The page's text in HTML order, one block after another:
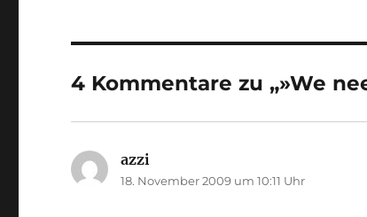
4 Kommentare zu „»We
azzi
18. November 2009 um 10:11 Uhr